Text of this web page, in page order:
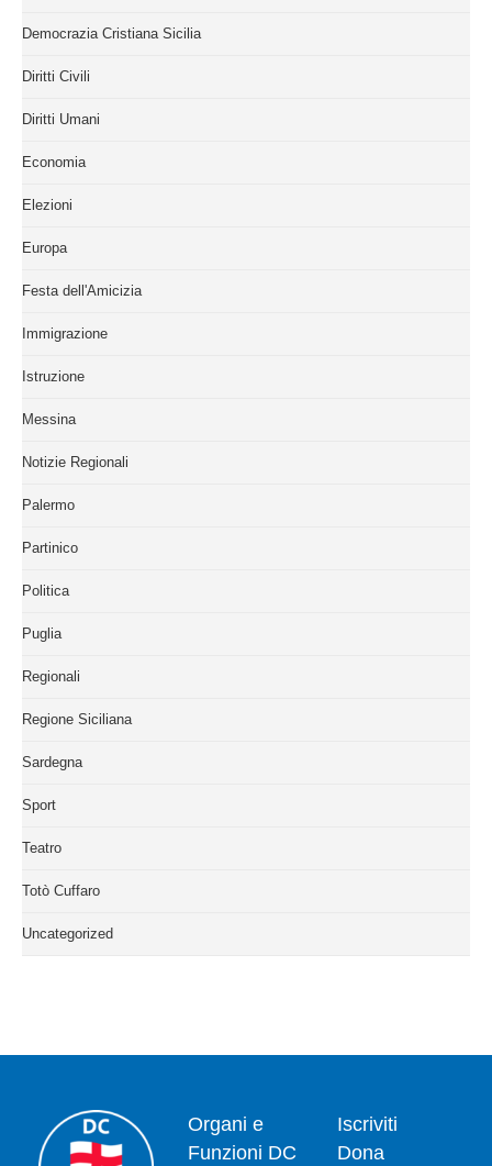
Democrazia Cristiana Sicilia
Diritti Civili
Diritti Umani
Economia
Elezioni
Europa
Festa dell'Amicizia
Immigrazione
Istruzione
Messina
Notizie Regionali
Palermo
Partinico
Politica
Puglia
Regionali
Regione Siciliana
Sardegna
Sport
Teatro
Totò Cuffaro
Uncategorized
Organi e
Funzioni DC
Iscriviti
Dona